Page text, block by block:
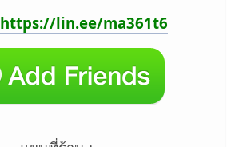
https://lin.ee/ma361t6